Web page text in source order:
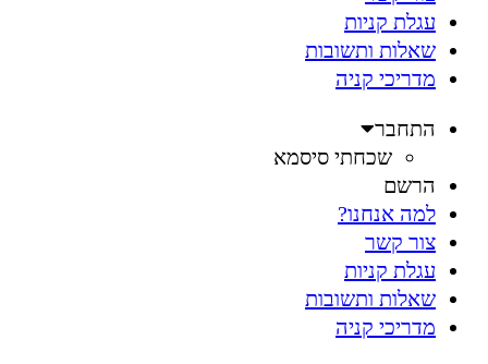
עגלת קניות
שאלות ותשובות
מדריכי קניה
התחבר
שכחתי סיסמא
הרשם
למה אנחנו?
צור קשר
עגלת קניות
שאלות ותשובות
מדריכי קניה